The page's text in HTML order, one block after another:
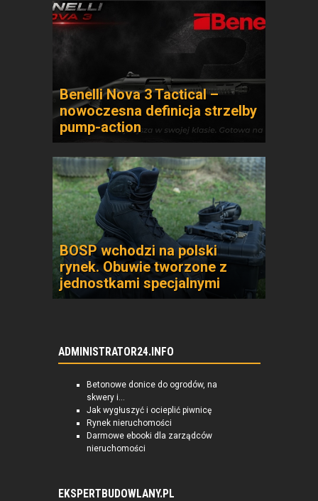
Benelli Nova 3 Tactical –
nowoczesna definicja strzelby
pump-action
BOSP wchodzi na polski
rynek. Obuwie tworzone z
jednostkami specjalnymi
ADMINISTRATOR24.INFO
Betonowe donice do ogrodów, na
skwery i...
Jak wygłuszyć i ocieplić piwnicę
Rynek nieruchomości
Darmowe ebooki dla zarządców
nieruchomości
EKSPERTBUDOWLANY.PL